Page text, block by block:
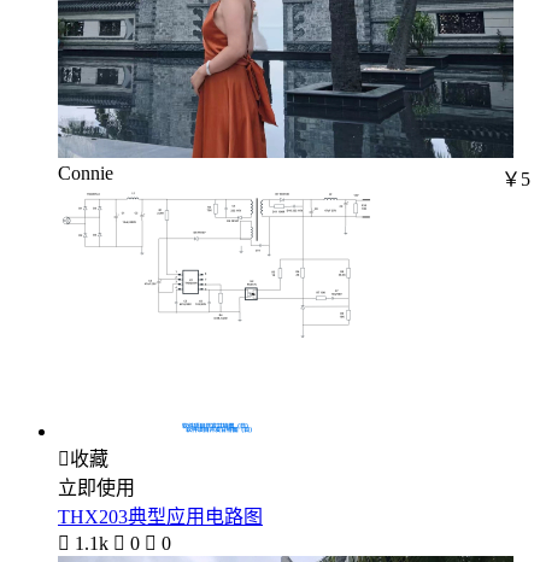
Connie ￥5
收藏
立即使用
THX203典型应用电路图
 1.1k  0  0